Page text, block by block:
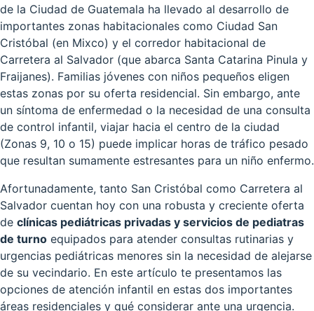
de la Ciudad de Guatemala ha llevado al desarrollo de
importantes zonas habitacionales como Ciudad San
Cristóbal (en Mixco) y el corredor habitacional de
Carretera al Salvador (que abarca Santa Catarina Pinula y
Fraijanes). Familias jóvenes con niños pequeños eligen
estas zonas por su oferta residencial. Sin embargo, ante
un síntoma de enfermedad o la necesidad de una consulta
de control infantil, viajar hacia el centro de la ciudad
(Zonas 9, 10 o 15) puede implicar horas de tráfico pesado
que resultan sumamente estresantes para un niño enfermo.
Afortunadamente, tanto San Cristóbal como Carretera al
Salvador cuentan hoy con una robusta y creciente oferta
de clínicas pediátricas privadas y servicios de pediatras
de turno equipados para atender consultas rutinarias y
urgencias pediátricas menores sin la necesidad de alejarse
de su vecindario. En este artículo te presentamos las
opciones de atención infantil en estas dos importantes
áreas residenciales y qué considerar ante una urgencia.